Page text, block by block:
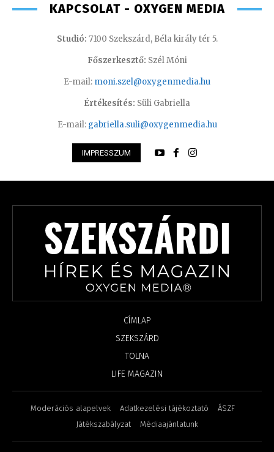
KAPCSOLAT - OXYGEN MEDIA
Studió: 7100 Szekszárd, Béla király tér 5.
Főszerkesztő: Szél Móni
E-mail: moni.szel@oxygenmedia.hu
Értékesítés: Süli Gabriella
E-mail: gabriella.suli@oxygenmedia.hu
IMPRESSZUM
CÍMLAP
SZEKSZÁRD
TOLNA
LIFE MAGAZIN
Moderációs alapelvek Adatkezelési tájékoztató
ÁSZF
Játékszabályzat
Médiaajánlatunk